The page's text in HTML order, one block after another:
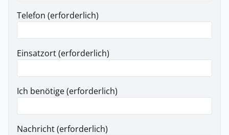
Telefon (erforderlich)
Einsatzort (erforderlich)
Ich benötige (erforderlich)
Nachricht (erforderlich)